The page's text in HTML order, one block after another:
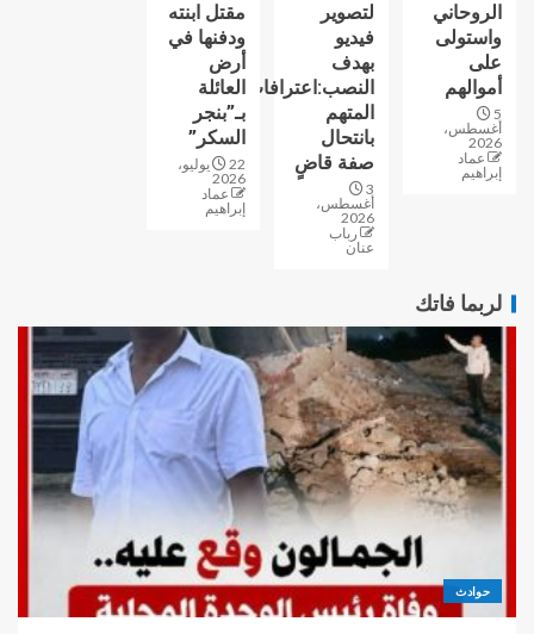
الروحاني
واستولى
على
أموالهم
5
أغسطس،
2026
عماد
إبراهيم
لتصوير
فيديو
بهدف
النصب:اعترافات
المتهم
بانتحال
صفة قاضٍ
3
أغسطس،
2026
رباب
عنان
مقتل ابنته
ودفنها في
أرض
العائلة
بـ”بنجر
السكر”
22 يوليو،
2026
عماد
إبراهيم
لربما فاتك
حوادث